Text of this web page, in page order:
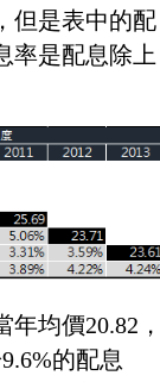
但是表中的配
率是配息除上
年均價20.82
的配息